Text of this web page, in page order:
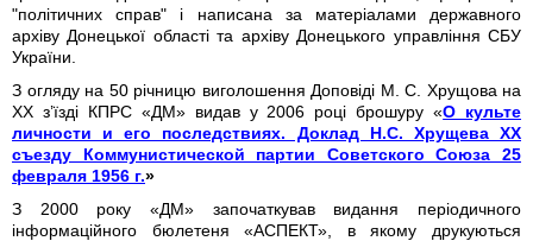
"політичних справ" і написана за матеріалами державного
архіву Донецької області та архіву Донецького управління СБУ
України.
З огляду на 50 річницю виголошення Доповіді М. С. Хрущова на
ХХ з’їзді КПРС «ДМ» видав у 2006 році брошуру «О культе
личности и его последствиях. Доклад Н.С. Хрущева XX
съезду Коммунистической партии Советского Союза 25
февраля 1956 г.»
З 2000 року «ДМ» започаткував видання періодичного
інформаційного бюлетеня «АСПЕКТ», в якому друкуються